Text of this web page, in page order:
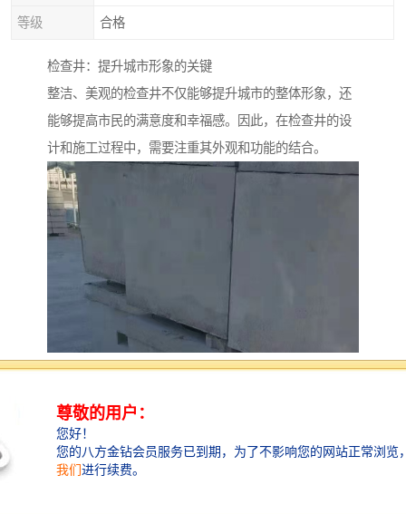
等级 合格
检查井：提升城市形象的关键
整洁、美观的检查井不仅能够提升城市的整体形象，还
能够提高市民的满意度和幸福感。因此，在检查井的设
计和施工过程中，需要注重其外观和功能的结合。